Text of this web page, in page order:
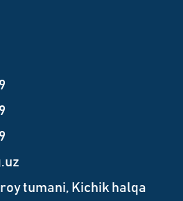
tumani, Kichik halqa